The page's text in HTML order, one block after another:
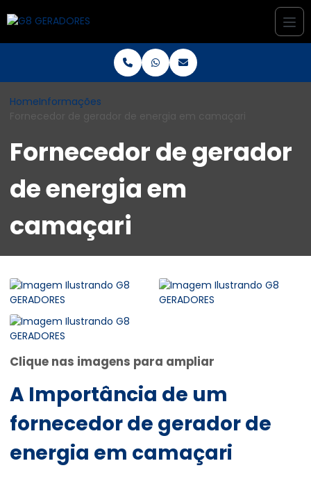
HomeInformações
Fornecedor de gerador de energia em camaçari
Fornecedor de gerador
de energia em
camaçari
Clique nas imagens para ampliar
A Importância de um
fornecedor de gerador de
energia em camaçari